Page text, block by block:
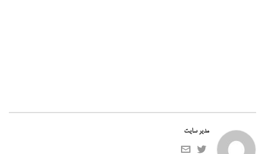
مدیر سایت